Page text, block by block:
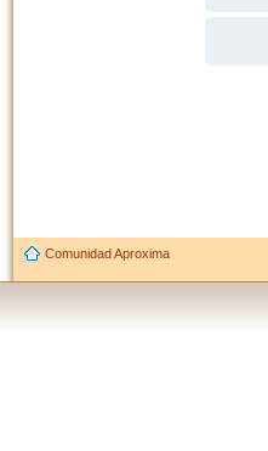
Comunidad Aproxima